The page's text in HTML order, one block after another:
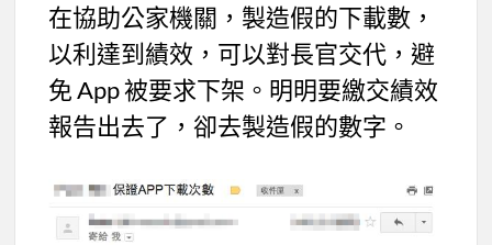
在協助公家機關，製造假的下載數，
以利達到績效，可以對長官交代，避
免 App 被要求下架。明明要繳交績效
報告出去了，卻去製造假的數字。